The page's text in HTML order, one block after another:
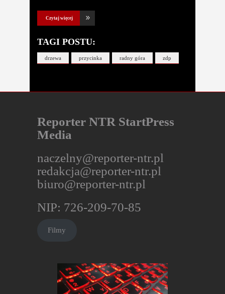
Czytaj więcej
TAGI POSTU:
drzewa przycinka radny góra zdp
Reporter NTR StartPress
Media
naczelny@reporter-ntr.pl
redakcja@reporter-ntr.pl
biuro@reporter-ntr.pl
NIP: 726-209-70-85
Filmy